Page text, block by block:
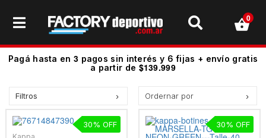
Pagá hasta en 3 pagos sin interés y 6 fijas + envío gratis
a partir de $139.999
0
Filtros
Ordernar por
Precio más alto.
30 30